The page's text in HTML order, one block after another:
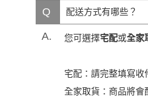
Q 配送方式有哪些？
A. 您可選擇宅配或全家
宅配：請完整填寫收
全家取貨：商品將會